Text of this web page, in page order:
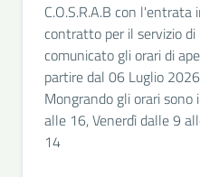
C.O.S.R.A.B con
contratto per il servizio
comunicato gli orari di
partire dal 06 Luglio
Mongrando gli orari
alle 16, Venerdì dalle 9
14